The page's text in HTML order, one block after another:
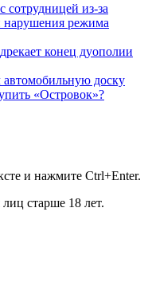
сотрудницей из-за
нарушения режима
конец дуополии
доску
«Островок»?
и нажмите Ctrl+Enter.
старше 18 лет.